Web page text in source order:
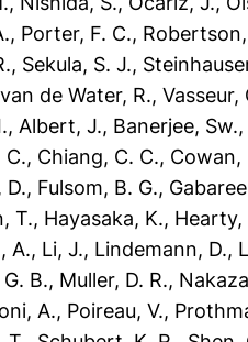
, Porter, F. C.,
, Sekula, S. J.,
van de Water, R., Vasseur,
, Albert, J., Banerjee, Sw.,
C., Chiang, C. C., Cowan,
D., Fulsom, B. G.,
T., Hayasaka, K., Hearty,
A., Li, J., Lindemann, D.,
B., Muller, D. R.,
A., Poireau, V.,